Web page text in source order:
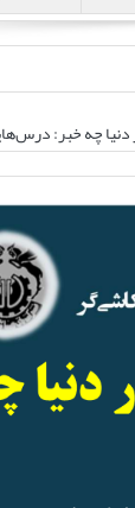
دنیا چه خبر: